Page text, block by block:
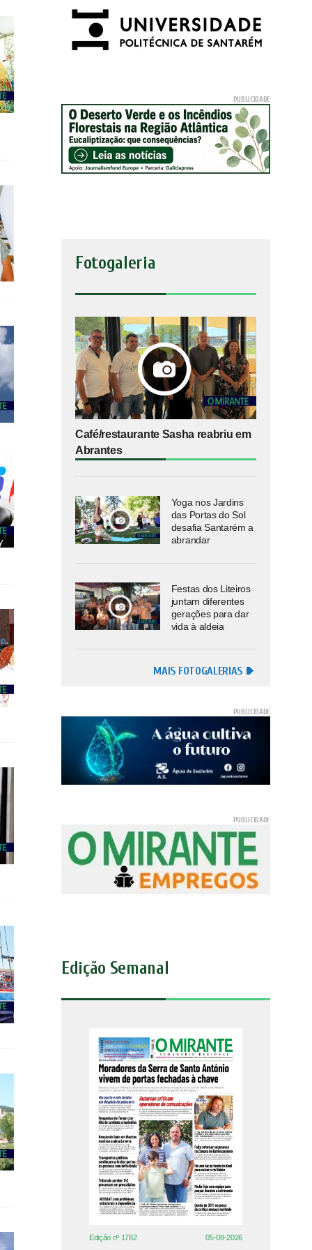
Fotogaleria
Café/restaurante Sasha reabriu em
Abrantes
Yoga nos Jardins
das Portas do Sol
desafia Santarém a
abrandar
Festas dos Liteiros
juntam diferentes
gerações para dar
vida à aldeia
MAIS FOTOGALERIAS
Edição Semanal
Edição nº 1782 05-08-2026